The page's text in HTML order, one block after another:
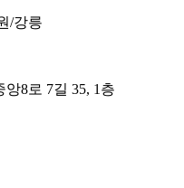
/강릉
8로 7길 35, 1층